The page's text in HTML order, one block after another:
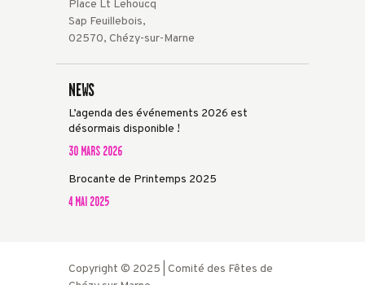
Place Lt Lehoucq
Sap Feuillebois,
02570, Chézy-sur-Marne
NEWS
L’agenda des événements 2026 est
désormais disponible !
30 MARS 2026
Brocante de Printemps 2025
4 MAI 2025
Copyright © 2025 | Comité des Fêtes de